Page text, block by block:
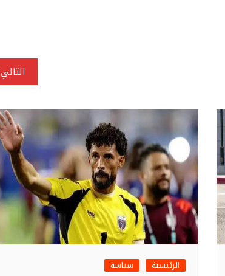
التالي
الرئيسية سياسة